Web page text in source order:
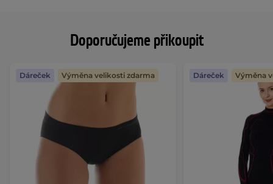
Doporučujeme přikoupit
Dáreček Výměna velikosti zdarma Dáreček Výměna